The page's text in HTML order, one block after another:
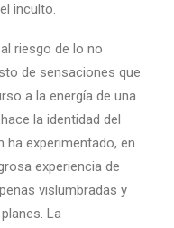
inculto.
riesgo de lo no
de sensaciones que
a la energía de una
la identidad del
ha experimentado, en
experiencia de
vislumbradas y
La